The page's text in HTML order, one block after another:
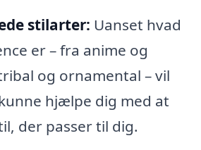
stilarter: Uanset hvad
er – fra anime og
og ornamental – vil
hjælpe dig med at
der passer til dig.